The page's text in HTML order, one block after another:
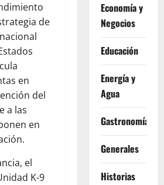
de
en
del
a las
en
el
K-9
Economía y
Negocios
Educación
Energía y
Agua
Gastronomía
Generales
Historias